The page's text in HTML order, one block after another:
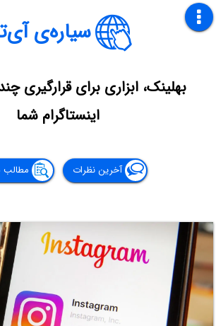
سیاره‌ی
بهلینک، ابزاری برای قرارگیری
اینستاگرام شما
آخرین نظرات مطالب